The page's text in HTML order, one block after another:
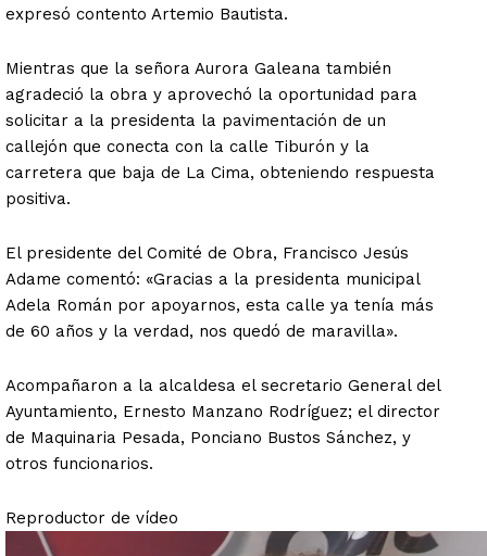
expresó contento Artemio Bautista.
Mientras que la señora Aurora Galeana también
agradeció la obra y aprovechó la oportunidad para
solicitar a la presidenta la pavimentación de un
callejón que conecta con la calle Tiburón y la
carretera que baja de La Cima, obteniendo respuesta
positiva.
El presidente del Comité de Obra, Francisco Jesús
Adame comentó: «Gracias a la presidenta municipal
Adela Román por apoyarnos, esta calle ya tenía más
de 60 años y la verdad, nos quedó de maravilla».
Acompañaron a la alcaldesa el secretario General del
Ayuntamiento, Ernesto Manzano Rodríguez; el director
de Maquinaria Pesada, Ponciano Bustos Sánchez, y
otros funcionarios.
Reproductor de vídeo